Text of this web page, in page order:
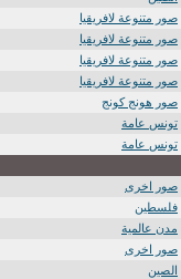
صور متنوعة لافريقيا
صور متنوعة لافريقيا
صور متنوعة لافريقيا
صور متنوعة لافريقيا
صور هونج كونج
تونس عامة
تونس عامة
صور اخرى
فلسطين
مدن عالمية
صور اخرى
الصين